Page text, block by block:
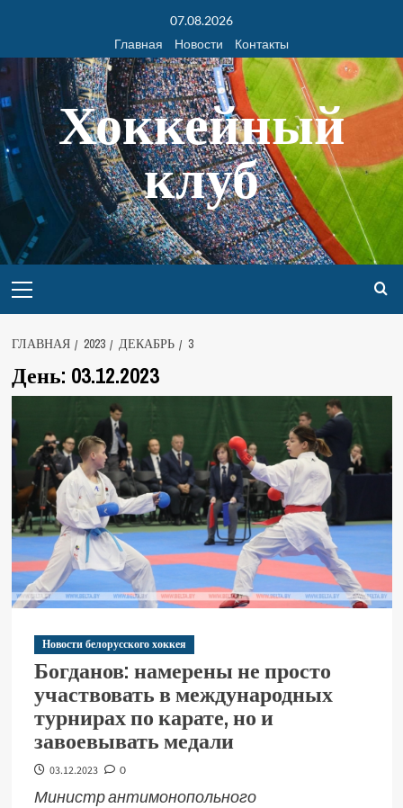
07.08.2026
Главная
Новости Контакты
Хоккейный
клуб
ГЛАВНАЯ 2023 ДЕКАБРЬ 3
День: 03.12.2023
Новости белорусского хоккея
Богданов: намерены не просто
участвовать в международных
турнирах по карате, но и
завоевывать медали
03.12.2023 0
Министр антимонопольного